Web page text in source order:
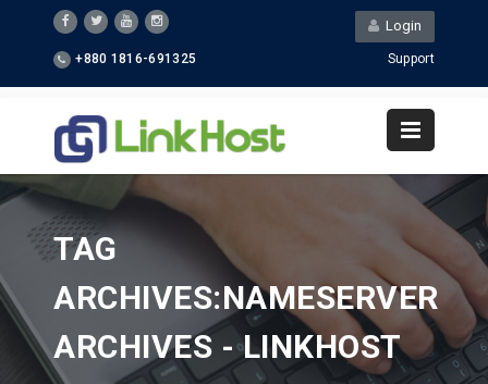
Login
+880 1816-691325 Support
TAG
ARCHIVES:NAMESERVER
ARCHIVES - LINKHOST